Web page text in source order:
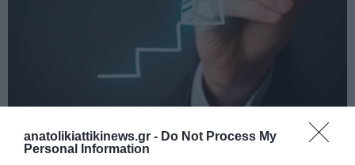
anatolikiattikinews.gr - Do Not Process My
Personal Information
Reuters: Η ελληνική οικονομία εκτινάσσεται μετά από μία
επώδυνη δεκαετία